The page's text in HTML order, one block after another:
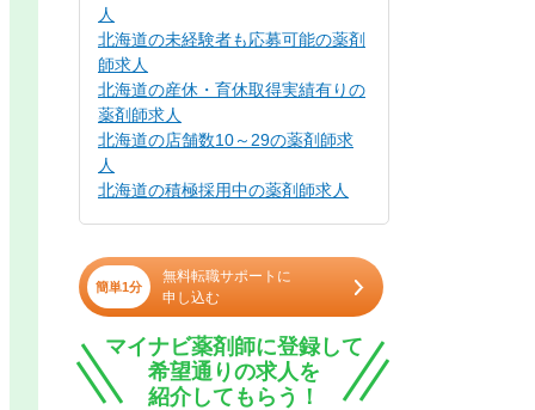
人
北海道の未経験者も応募可能の薬剤
師求人
北海道の産休・育休取得実績有りの
薬剤師求人
北海道の店舗数10～29の薬剤師求
人
北海道の積極採用中の薬剤師求人
簡単1分
無料転職サポートに
申し込む
マイナビ薬剤師に登録して
希望通りの求人を
紹介してもらう！